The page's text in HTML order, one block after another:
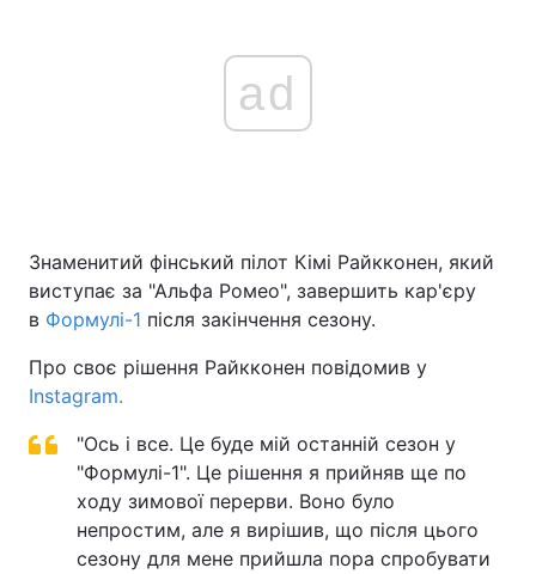
Головна Війна
Економіка
Спорт Наука
Техно і зв'язок Лайт
Зброя Інциденти
ad
Знаменитий фінський пілот Кімі Райкконен, який
виступає за "Альфа Ромео", завершить кар'єру
в Формулі-1 після закінчення сезону.
Про своє рішення Райкконен повідомив у
Instagram.
"Ось і все. Це буде мій останній сезон у
"Формулі-1". Це рішення я прийняв ще по
ходу зимової перерви. Воно було
непростим, але я вирішив, що після цього
сезону для мене прийшла пора спробувати